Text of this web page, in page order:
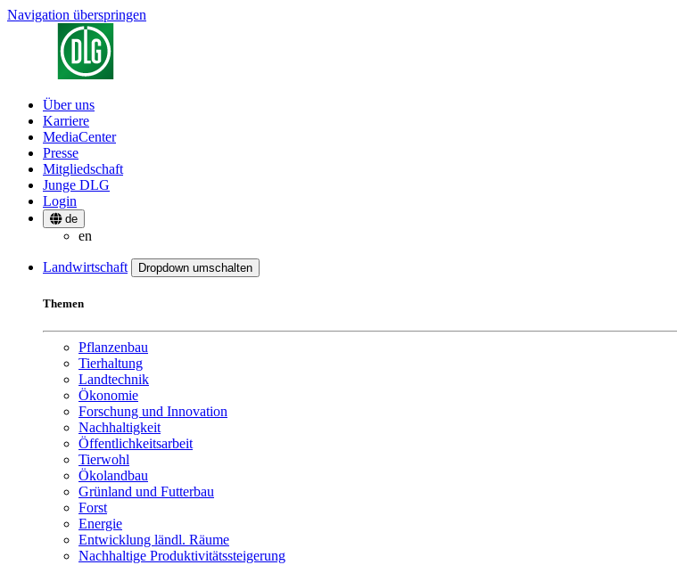
Navigation überspringen
Über uns
Karriere
MediaCenter
Presse
Mitgliedschaft
Junge DLG
Login
de
en
Landwirtschaft Dropdown umschalten
Themen
Pflanzenbau
Tierhaltung
Landtechnik
Ökonomie
Forschung und Innovation
Nachhaltigkeit
Öffentlichkeitsarbeit
Tierwohl
Ökolandbau
Grünland und Futterbau
Forst
Energie
Entwicklung ländl. Räume
Nachhaltige Produktivitätssteigerung